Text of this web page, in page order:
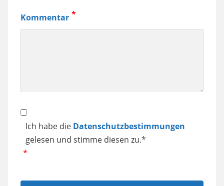
Kaffeemaschine,
Samsung
Kommentar
Datenschutz
Ich habe die Datenschutzbestimmungen
gelesen und stimme diesen zu.*